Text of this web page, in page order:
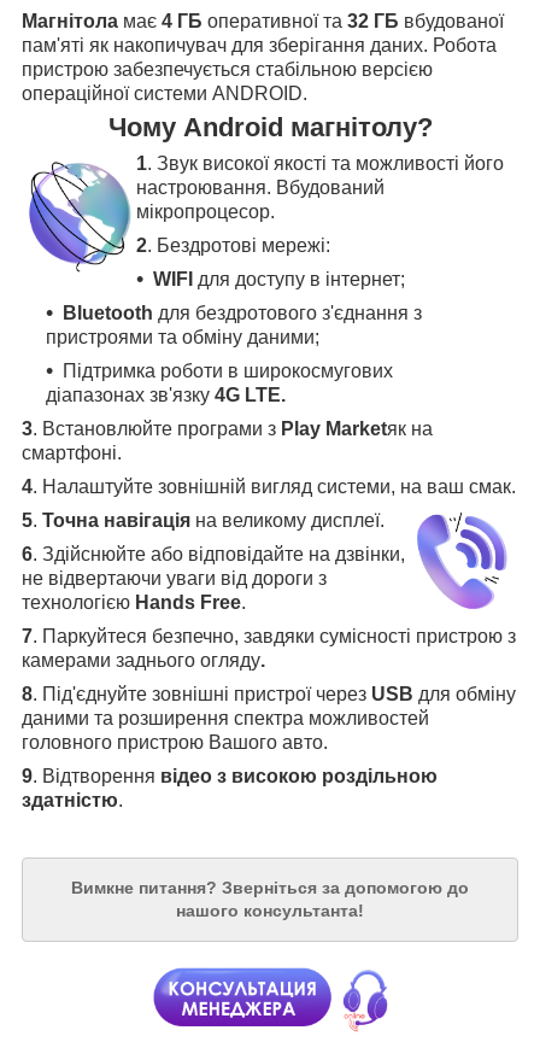
Магнітола має 4 ГБ оперативної та 32 ГБ вбудованої
пам'яті як накопичувач для зберігання даних. Робота
пристрою забезпечується стабільною версією
операційної системи ANDROID.
Чому Android магнітолу?
1. Звук високої якості та можливості його
настроювання. Вбудований
мікропроцесор.
2. Бездротові мережі:
WIFI для доступу в інтернет;
Bluetooth для бездротового з'єднання з
пристроями та обміну даними;
Підтримка роботи в широкосмугових
діапазонах зв'язку 4G LTE.
3. Встановлюйте програми з Play Marketяк на
смартфоні.
4. Налаштуйте зовнішній вигляд системи, на ваш смак.
5. Точна навігація на великому дисплеї.
6. Здійснюйте або відповідайте на дзвінки,
не відвертаючи уваги від дороги з
технологією Hands Free.
7. Паркуйтеся безпечно, завдяки сумісності пристрою з
камерами заднього огляду.
8. Під'єднуйте зовнішні пристрої через USB для обміну
даними та розширення спектра можливостей
головного пристрою Вашого авто.
9. Відтворення відео з високою роздільною
здатністю.
Вимкне питання? Зверніться за допомогою до
нашого консультанта!